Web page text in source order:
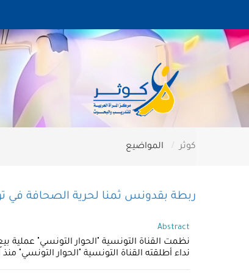
كوثر المواضيع
ربطة بقدونس ثمنا لحرية الصحافة في
Abstract
نظمت القناة التونسية "الحوار التونسي"
نداء أطلقته القناة التونسية "الحوار